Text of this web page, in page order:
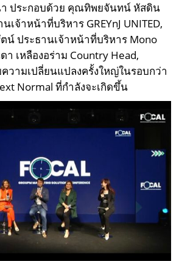
ประกอบด้วย คุณทิพยจันทน์ หัสดิน
จ้าหน้าที่บริหาร GREYnJ UNITED,
น์ ประธานเจ้าหน้าที่บริหาร Mono
เหลืองอร่าม Country Head,
วามเปลี่ยนแปลงครั้งใหญ่ในรอบกว่า
Normal ที่กำลังจะเกิดขึ้น